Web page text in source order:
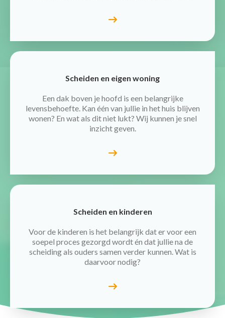
Scheiden en eigen woning
Een dak boven je hoofd is een belangrijke
levensbehoefte. Kan één van jullie in het huis blijven
wonen? En wat als dit niet lukt? Wij kunnen je snel
inzicht geven.
Scheiden en kinderen
Voor de kinderen is het belangrijk dat er voor een
soepel proces gezorgd wordt én dat jullie na de
scheiding als ouders samen verder kunnen. Wat is
daarvoor nodig?